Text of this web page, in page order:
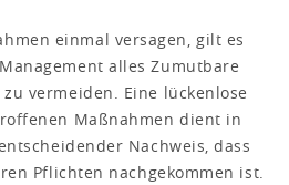
einmal versagen, gilt es
alles Zumutbare
vermeiden. Eine lückenlose
Maßnahmen dient in
Nachweis, dass
Pflichten nachgekommen ist.